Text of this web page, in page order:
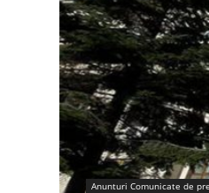
Anunturi Comunicate de